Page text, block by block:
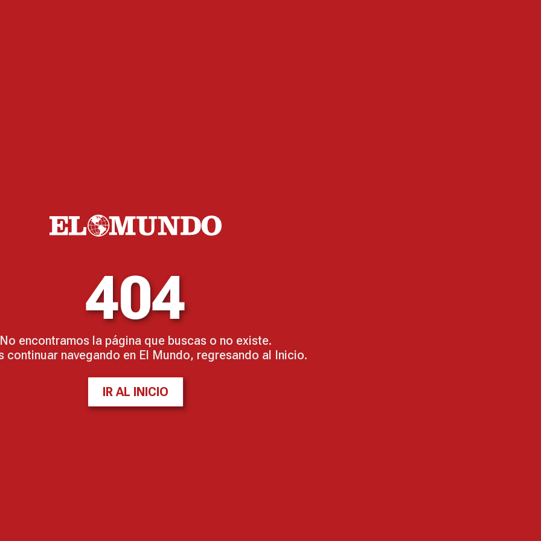
404
No encontramos la página que buscas o no existe.
continuar navegando en El Mundo, regresando al Inicio.
IR AL INICIO